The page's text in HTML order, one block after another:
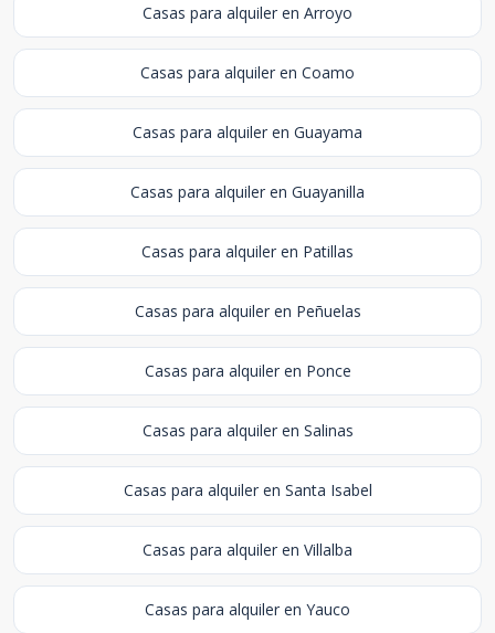
Casas para alquiler en Arroyo
Casas para alquiler en Coamo
Casas para alquiler en Guayama
Casas para alquiler en Guayanilla
Casas para alquiler en Patillas
Casas para alquiler en Peñuelas
Casas para alquiler en Ponce
Casas para alquiler en Salinas
Casas para alquiler en Santa Isabel
Casas para alquiler en Villalba
Casas para alquiler en Yauco